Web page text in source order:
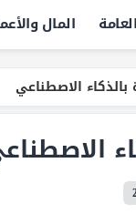
المال
الاصطناعي